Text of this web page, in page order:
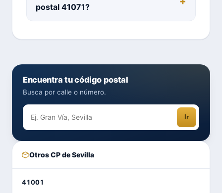
postal 41071?
Encuentra tu código postal
Busca por calle o número.
Ir
Otros CP de Sevilla
41001